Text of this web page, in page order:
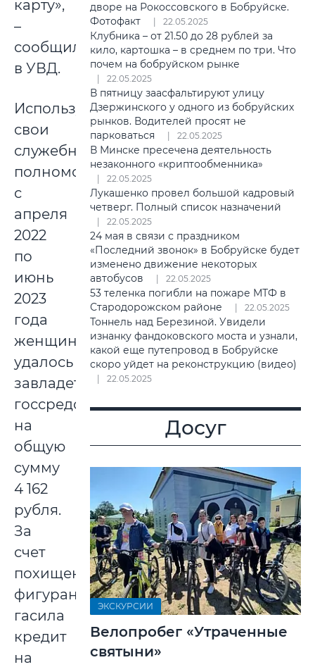
карту»,
–
сообщили
в УВД.
Используя
свои
служебные
полномочия,
с
апреля
2022
по
июнь
2023
года
женщине
удалось
завладеть
госсредствами
на
общую
сумму
4 162
рубля.
За
счет
похищенного
фигурантка
гасила
кредит
на
дворе на Рокоссовского в Бобруйске.
Фотофакт
22.05.2025
Клубника – от 21.50 до 28 рублей за
кило, картошка – в среднем по три. Что
почем на бобруйском рынке
22.05.2025
В пятницу заасфальтируют улицу
Дзержинского у одного из бобруйских
рынков. Водителей просят не
парковаться
22.05.2025
В Минске пресечена деятельность
незаконного «криптообменника»
22.05.2025
Лукашенко провел большой кадровый
четверг. Полный список назначений
22.05.2025
24 мая в связи с праздником
«Последний звонок» в Бобруйске будет
изменено движение некоторых
автобусов
22.05.2025
53 теленка погибли на пожаре МТФ в
Стародорожском районе
22.05.2025
Тоннель над Березиной. Увидели
изнанку фандоковского моста и узнали,
какой еще путепровод в Бобруйске
скоро уйдет на реконструкцию (видео)
22.05.2025
Досуг
ЭКСКУРСИИ
Велопробег «Утраченные
святыни»